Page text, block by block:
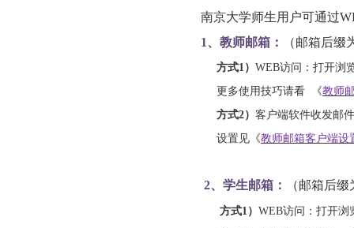
南京大学师生用户可通过
1、 教师邮箱： （邮箱后缀
方式1） WEB访问：打开浏
更多使用技巧请看 《教师
方式2） 客户端软件收发邮
设置见《教师邮箱客户端设
2、学生邮箱： （邮箱后缀
方式1） WEB访问：打开